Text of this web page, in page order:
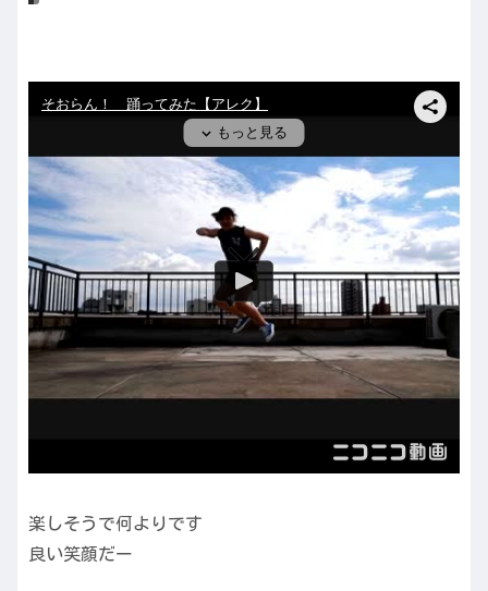
楽しそうで何よりです
良い笑顔だー